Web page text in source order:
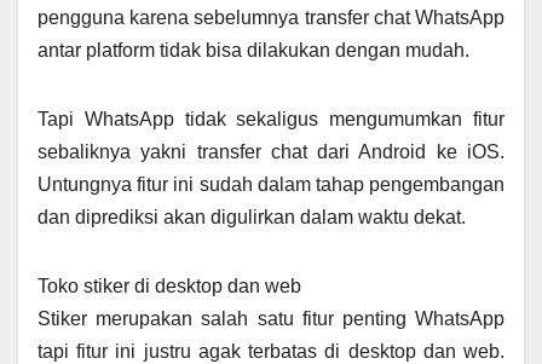
pengguna karena sebelumnya transfer chat WhatsApp
antar platform tidak bisa dilakukan dengan mudah.
Tapi WhatsApp tidak sekaligus mengumumkan fitur
sebaliknya yakni transfer chat dari Android ke iOS.
Untungnya fitur ini sudah dalam tahap pengembangan
dan diprediksi akan digulirkan dalam waktu dekat.
Toko stiker di desktop dan web
Stiker merupakan salah satu fitur penting WhatsApp
tapi fitur ini justru agak terbatas di desktop dan web.